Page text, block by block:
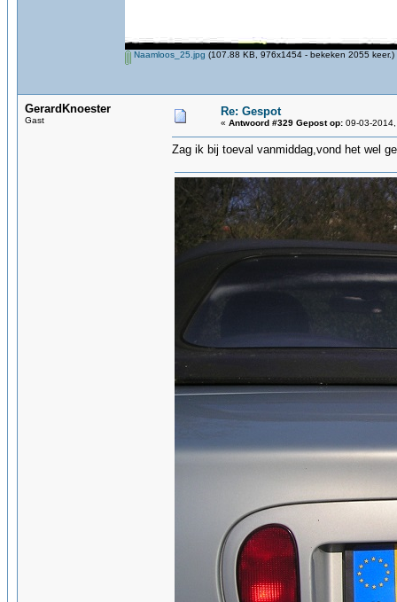
Naamloos_25.jpg (107.88 KB, 976x1454 - bekeken 2055 keer.)
GerardKnoester
Gast
Re: Gespot
« Antwoord #329 Gepost op: 09-03-
Zag ik bij toeval vanmiddag,vond het wel